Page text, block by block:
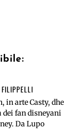
in arte Casty, dhe
dei fan disneyani
Da Lupo